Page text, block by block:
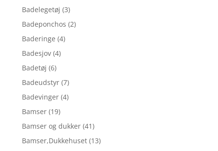
Badelegetøj (3)
Badeponchos (2)
Baderinge (4)
Badesjov (4)
Badetøj (6)
Badeudstyr (7)
Badevinger (4)
Bamser (19)
Bamser og dukker (41)
Bamser,Dukkehuset (13)